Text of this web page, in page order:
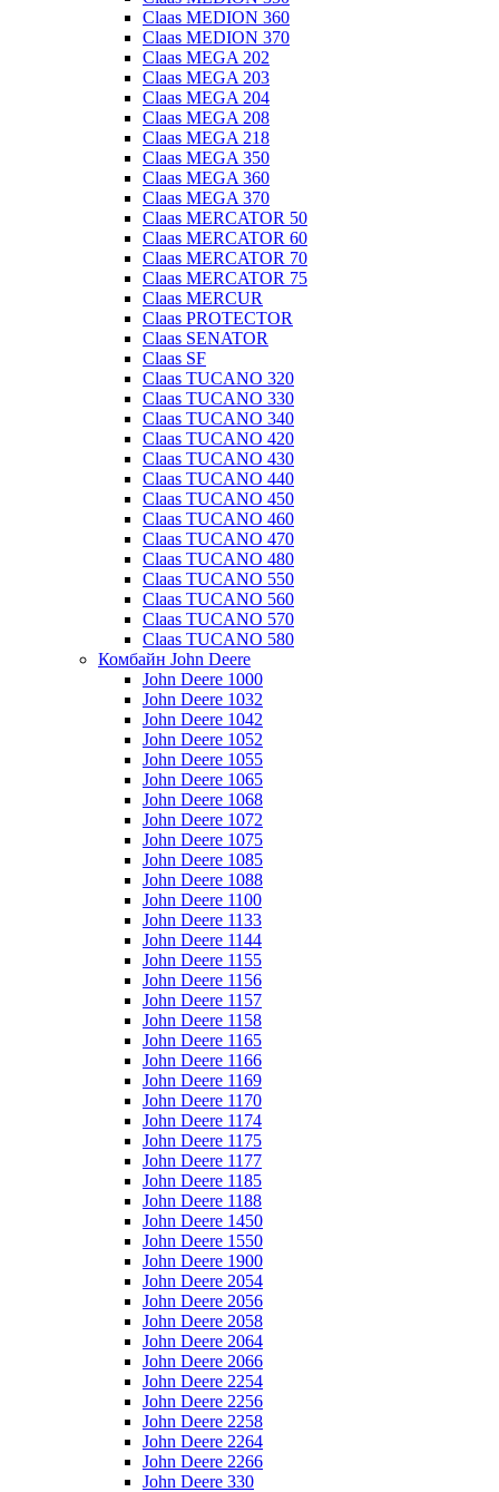
Claas MEDION 360
Claas MEDION 370
Claas MEGA 202
Claas MEGA 203
Claas MEGA 204
Claas MEGA 208
Claas MEGA 218
Claas MEGA 350
Claas MEGA 360
Claas MEGA 370
Claas MERCATOR 50
Claas MERCATOR 60
Claas MERCATOR 70
Claas MERCATOR 75
Claas MERCUR
Claas PROTECTOR
Claas SENATOR
Claas SF
Claas TUCANO 320
Claas TUCANO 330
Claas TUCANO 340
Claas TUCANO 420
Claas TUCANO 430
Claas TUCANO 440
Claas TUCANO 450
Claas TUCANO 460
Claas TUCANO 470
Claas TUCANO 480
Claas TUCANO 550
Claas TUCANO 560
Claas TUCANO 570
Claas TUCANO 580
Комбайн John Deere
John Deere 1000
John Deere 1032
John Deere 1042
John Deere 1052
John Deere 1055
John Deere 1065
John Deere 1068
John Deere 1072
John Deere 1075
John Deere 1085
John Deere 1088
John Deere 1100
John Deere 1133
John Deere 1144
John Deere 1155
John Deere 1156
John Deere 1157
John Deere 1158
John Deere 1165
John Deere 1166
John Deere 1169
John Deere 1170
John Deere 1174
John Deere 1175
John Deere 1177
John Deere 1185
John Deere 1188
John Deere 1450
John Deere 1550
John Deere 1900
John Deere 2054
John Deere 2056
John Deere 2058
John Deere 2064
John Deere 2066
John Deere 2254
John Deere 2256
John Deere 2258
John Deere 2264
John Deere 2266
John Deere 330